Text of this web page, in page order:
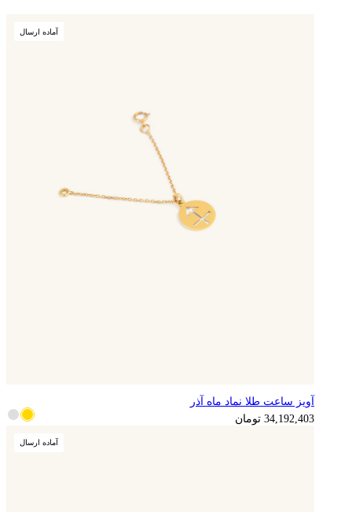
آماده ارسال
8,548,101 تومان
آویز ساعت طلا نماد ماه آذر
34,192,403 تومان
آماده ارسال